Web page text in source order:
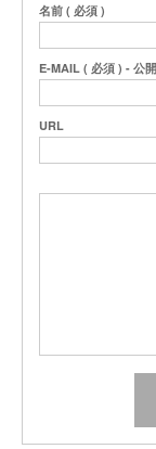
名前 ( 必須 )
E-MAIL ( 必須 ) - 公
URL